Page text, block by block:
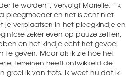
te worden”, vervolgt Mariëlle. “Ik
pleegmoeder en het is echt niet
je verplaatsen in het pleegkindje en
zeker even op pauze zetten,
en het kindje echt het gevoel
te geven. Maar als ik zie hoe het
terreinen heeft ontwikkeld de
groei ik van trots. Ik weet nu dat ik